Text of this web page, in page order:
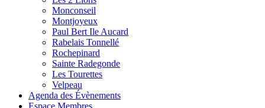
Monconseil
Montjoyeux
Paul Bert Ile Aucard
Rabelais Tonnellé
Rochepinard
Sainte Radegonde
Les Tourettes
Velpeau
Agenda des Évènements
Espace Membres